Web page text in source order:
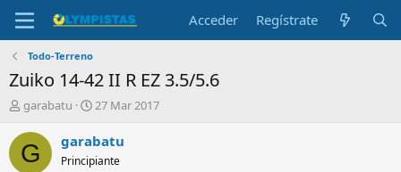
Acceder Regístrate
Todo-Terreno
Zuiko 14-42 II R EZ 3.5/5.6
I
i
c
garabatu
F
c
h
a
27 Mar 2017
G garabatu
Principiante